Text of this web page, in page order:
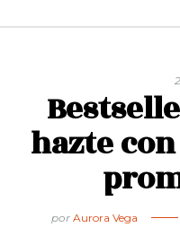
hazte
por Aurora Vega